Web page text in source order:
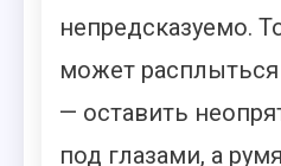
непредсказуемо.
может
— оставить
под глазами, а